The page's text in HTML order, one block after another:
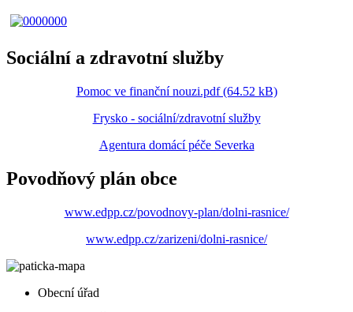
Sociální a zdravotní služby
Pomoc ve finanční nouzi.pdf (64.52 kB)
Frysko - sociální/zdravotní služby
Agentura domácí péče Severka
Povodňový plán obce
www.edpp.cz/povodnovy-plan/dolni-rasnice/
www.edpp.cz/zarizeni/dolni-rasnice/
Obecní úřad